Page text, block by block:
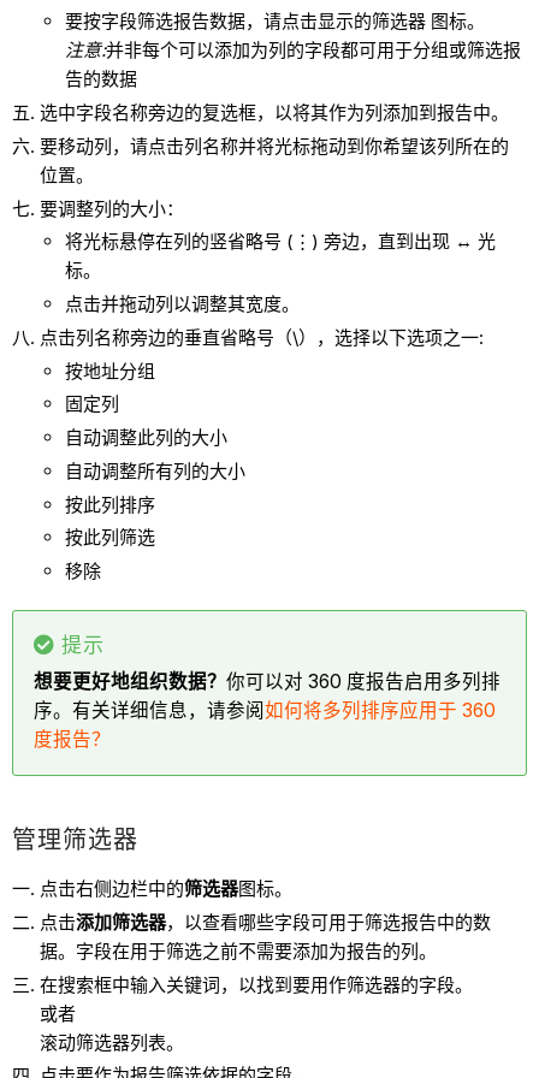
要按字段筛选报告数据，请点击显示的筛选器 图标。
注意:并非每个可以添加为列的字段都可用于分组或筛选报
告的数据
选中字段名称旁边的复选框，以将其作为列添加到报告中。
要移动列，请点击列名称并将光标拖动到你希望该列所在的
位置。
要调整列的大小：
将光标悬停在列的竖省略号 (⋮) 旁边，直到出现 ↔ 光
标。
点击并拖动列以调整其宽度。
点击列名称旁边的垂直省略号（\），选择以下选项之一:
按地址分组
固定列
自动调整此列的大小
自动调整所有列的大小
按此列排序
按此列筛选
移除
提示
想要更好地组织数据？你可以对 360 度报告启用多列排
序。有关详细信息，请参阅如何将多列排序应用于 360
度报告？
管理筛选器
点击右侧边栏中的筛选器图标。
点击添加筛选器，以查看哪些字段可用于筛选报告中的数
据。字段在用于筛选之前不需要添加为报告的列。
在搜索框中输入关键词，以找到要用作筛选器的字段。
或者
滚动筛选器列表。